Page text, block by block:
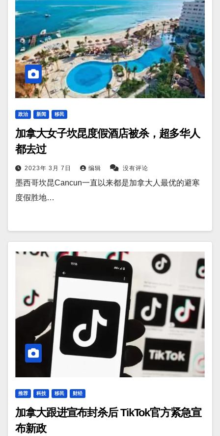
政治 新闻 移民
加拿大女子坎昆度假酒店被杀，超多华人
都去过
2023年 3月 7日 编辑 没有评论
墨西哥坎昆Cancun一直以来都是加拿大人最优的避寒
度假胜地…
推荐 科技 移民 财经
加拿大跟进宣布封杀后 TikTok官方紧急宣
布新政